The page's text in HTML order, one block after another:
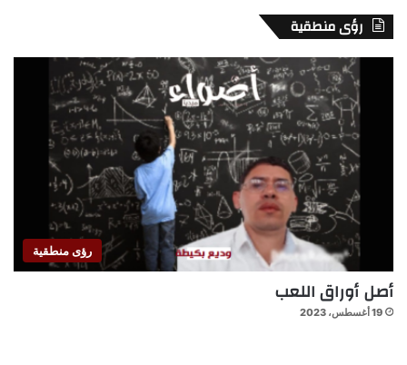
رؤى منطقية
رؤى منطقية
أصل أوراق اللعب
19 أغسطس، 2023